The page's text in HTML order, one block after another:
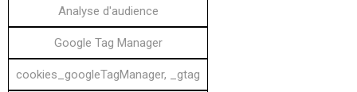
Analyse d'audience
Google Tag Manager
cookies_googleTagManager, _gtag